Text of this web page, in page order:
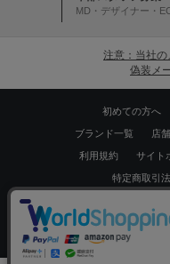
MD・デザイナー・
注意：当社
偽装メ
初めての方へ
ブランド一覧 店
利用規約 サイト
特定商取引
Copyrights ©
ス